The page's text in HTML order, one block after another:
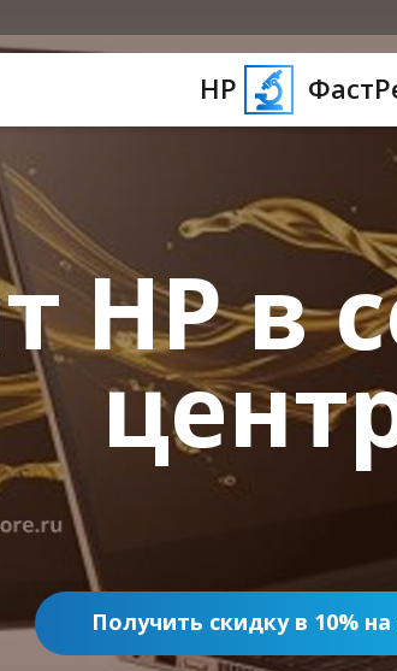
HP
HP в
Получить скидку в 10%